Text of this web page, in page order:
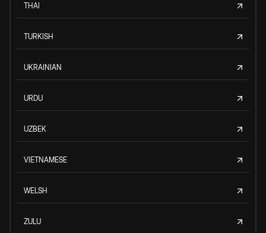
THAI
TURKISH
UKRAINIAN
URDU
UZBEK
VIETNAMESE
WELSH
ZULU